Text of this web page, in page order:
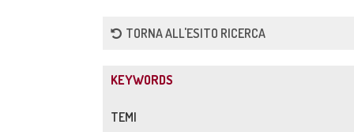
TORNA ALL'ESITO RICERCA
KEYWORDS
TEMI